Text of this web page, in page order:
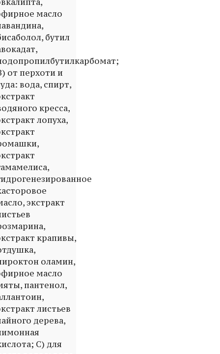
масло
бутил
от перхоти и
вода, спирт,
кресса,
лопуха,
экстракт
крапивы,
оламин,
масло
пантенол,
листьев
дерева,
С) для